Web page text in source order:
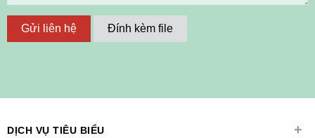
Gửi liên hệ Đính kèm file
DỊCH VỤ TIÊU BIỂU +